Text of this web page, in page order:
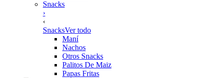
Snacks
›
‹
SnacksVer todo
Maní
Nachos
Otros Snacks
Palitos De Maiz
Papas Fritas